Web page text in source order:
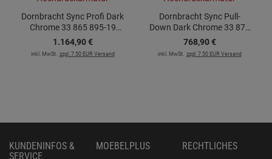
Dornbracht Sync Profi Dark
Chrome 33 865 895-19
Hochdruckarmatur
1.164,90 €
inkl. MwSt. zzgl. 7.50 EUR Versand
Dornbracht Sync Pull-
Down Dark Chrome 33 870
895-19 Hochdruckarmatur
768,90 €
inkl. MwSt. zzgl. 7.50 EUR Versand
KUNDENINFOS &
SERVICE
MOEBELPLUS RECHTLICHES